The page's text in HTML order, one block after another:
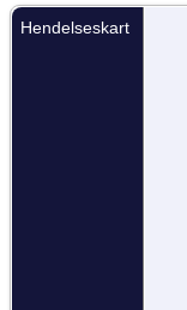
Hendelseskart